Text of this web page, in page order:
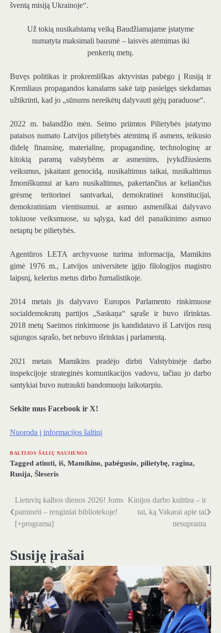
šventą misiją Ukrainoje“.
Už tokią nusikalstamą veiką Baudžiamajame įstatyme
numatyta maksimali bausmė – laisvės atėmimas iki
penkerių metų.
Buvęs politikas ir prokremliškas aktyvistas pabėgo į Rusiją ir
Kremliaus propagandos kanalams sakė taip pasielgęs siekdamas
užtikrinti, kad jo „sūnums nereikėtų dalyvauti gėjų paraduose“.
2022 m. balandžio mėn. Seimo priimtos Pilietybės įstatymo
pataisos numato Latvijos pilietybės atėmimą iš asmens, teikusio
didelę finansinę, materialinę, propagandinę, technologinę ar
kitokią paramą valstybėms ar asmenims, įvykdžiusiems
veiksmus, įskaitant genocidą, nusikaltimus taikai, nusikaltimus
žmoniškumui ar karo nusikaltimus, pakertančius ar keliančius
grėsmę teritorinei santvarkai, demokratinei konstitucijai,
demokratiniam vientisumui. ar asmuo asmeniškai dalyvavo
tokiuose veiksmuose, su sąlyga, kad dėl panaikinimo asmuo
netaptų be pilietybės.
Agentūros LETA archyvuose turima informacija, Mamikins
gimė 1976 m., Latvijos universitete įgijo filologijos magistro
laipsnį, kelerius metus dirbo žurnalistikoje.
2014 metais jis dalyvavo Europos Parlamento rinkimuose
socialdemokratų partijos „Saskaņa“ sąraše ir buvo išrinktas.
2018 metų Saeimos rinkimuose jis kandidatavo iš Latvijos rusų
sąjungos sąrašo, bet nebuvo išrinktas į parlamentą.
2021 metais Mamikins pradėjo dirbti Valstybinėje darbo
inspekcijoje strateginės komunikacijos vadovu, tačiau jo darbo
santykiai buvo nutraukti bandomuoju laikotarpiu.
Sekite mus Facebook ir X!
Nuoroda į informacijos šaltinį
BALTIJOS ŠALIŲ NAUJIENOS
Tagged atimti, iš, Mamikino, pabėgusio, pilietybę, ragina,
Rusija, Šleseris
Navigacija
tarp
Lietuvių kalbos dienos 2026! Joms
paminėti – renginiai bibliotekoje!
[+programa]
Kinijos darbo kultūra – ir
tai, ką Vakarai apie tai
nesupranta
Susiję įrašai